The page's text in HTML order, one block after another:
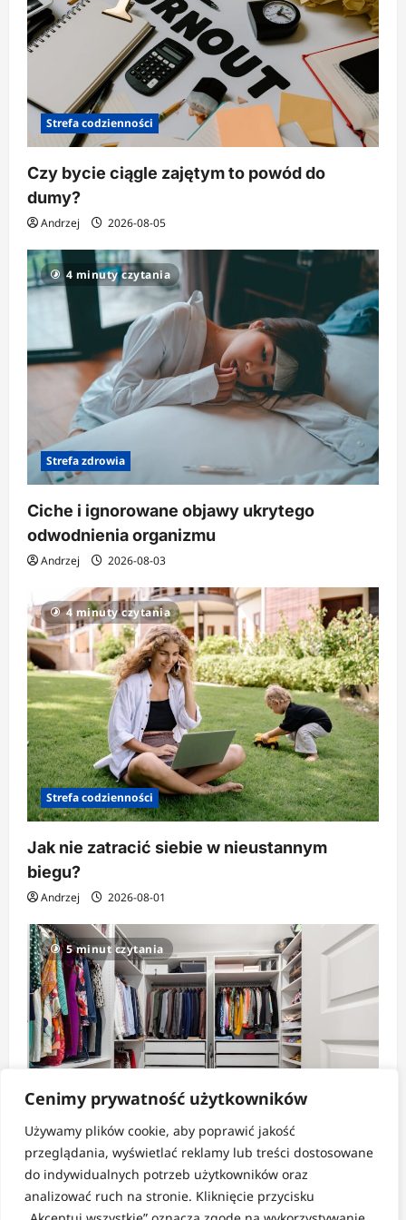
Cenimy prywatność użytkowników
Używamy plików cookie, aby poprawić jakość
przeglądania, wyświetlać reklamy lub treści dostosowane
do indywidualnych potrzeb użytkowników oraz
analizować ruch na stronie. Kliknięcie przycisku
Strefa codzienności
Czy bycie ciągle zajętym to powód do
dumy?
Andrzej 2026-08-05
4 minuty czytania
Strefa zdrowia
Ciche i ignorowane objawy ukrytego
odwodnienia organizmu
Andrzej 2026-08-03
4 minuty czytania
Strefa codzienności
Jak nie zatracić siebie w nieustannym
biegu?
Andrzej 2026-08-01
5 minut czytania
Strefa pomysłów
Jak tanio i sprytnie zorganizować dużą
szafę?